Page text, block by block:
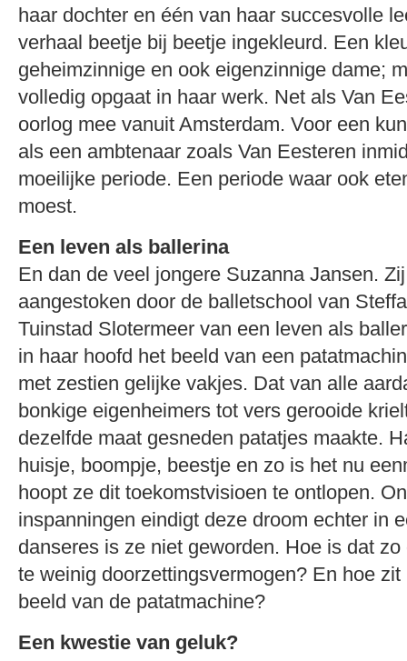
haar dochter en één van haar succesvolle
verhaal beetje bij beetje ingekleurd. Een
geheimzinnige en ook eigenzinnige dame;
volledig opgaat in haar werk. Net als Van
oorlog mee vanuit Amsterdam. Voor een
als een ambtenaar zoals Van Eesteren
moeilijke periode. Een periode waar ook
moest.
Een leven als ballerina
En dan de veel jongere Suzanna Jansen.
aangestoken door de balletschool van
Tuinstad Slotermeer van een leven als
in haar hoofd het beeld van een
met zestien gelijke vakjes. Dat van alle
bonkige eigenheimers tot vers gerooide
dezelfde maat gesneden patatjes maakte.
huisje, boompje, beestje en zo is het nu
hoopt ze dit toekomstvisioen te ontlopen.
inspanningen eindigt deze droom echter in
danseres is ze niet geworden. Hoe is dat
te weinig doorzettingsvermogen? En hoe
beeld van de patatmachine?
Een kwestie van geluk?